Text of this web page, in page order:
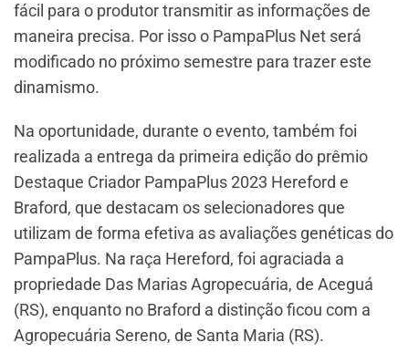
fácil para o produtor transmitir as informações de
maneira precisa. Por isso o PampaPlus Net será
modificado no próximo semestre para trazer este
dinamismo.
Na oportunidade, durante o evento, também foi
realizada a entrega da primeira edição do prêmio
Destaque Criador PampaPlus 2023 Hereford e
Braford, que destacam os selecionadores que
utilizam de forma efetiva as avaliações genéticas do
PampaPlus. Na raça Hereford, foi agraciada a
propriedade Das Marias Agropecuária, de Aceguá
(RS), enquanto no Braford a distinção ficou com a
Agropecuária Sereno, de Santa Maria (RS).